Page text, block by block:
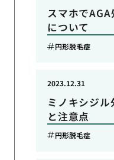
スマホで
について
円形脱毛症
ミノキシジ
と注意点
2023.12.31
円形脱毛症